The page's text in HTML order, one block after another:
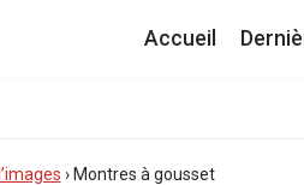
Accueil
› Montres à gousset